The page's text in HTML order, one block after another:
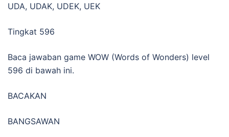
UDA, UDAK, UDEK, UEK
Tingkat 596
Baca jawaban game WOW (Words of Wonders) level
596 di bawah ini.
BACAKAN
BANGSAWAN